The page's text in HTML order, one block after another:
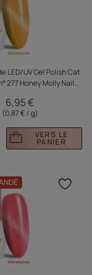
LED/UV Gel Polish Cat
277 Honey Molly Nails
6,95 €
(0,87 € / g)
VERS LE
PANIER
ajouter